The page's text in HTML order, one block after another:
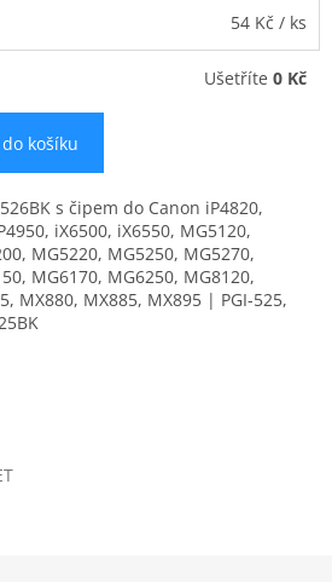
54 Kč / ks
Ušetříte 0 Kč
košíku
s čipem do Canon iP4820,
iX6500, iX6550, MG5120,
MG5220, MG5250, MG5270,
MG6170, MG6250, MG8120,
MX880, MX885, MX895 | PGI-525,